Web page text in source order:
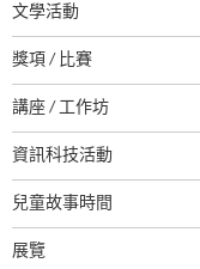
文學活動
獎項 / 比賽
講座 / 工作坊
資訊科技活動
兒童故事時間
展覽